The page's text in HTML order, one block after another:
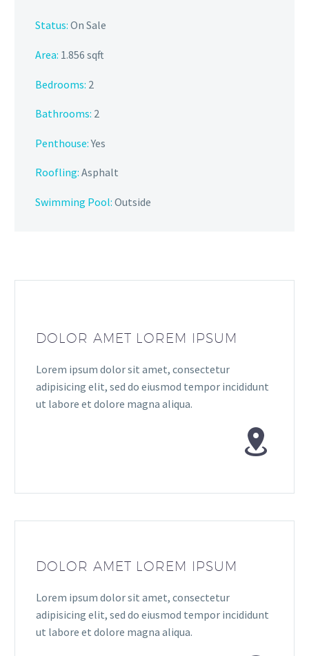
Status: On Sale
Area: 1.856 sqft
Bedrooms: 2
Bathrooms: 2
Penthouse:Yes
Roofling: Asphalt
Swimming Pool: Outside
DOLOR AMET LOREM IPSUM
Lorem ipsum dolor sit amet, consectetur
adipisicing elit, sed do eiusmod tempor incididunt
ut labore et dolore magna aliqua.


DOLOR AMET LOREM IPSUM
Lorem ipsum dolor sit amet, consectetur
adipisicing elit, sed do eiusmod tempor incididunt
ut labore et dolore magna aliqua.